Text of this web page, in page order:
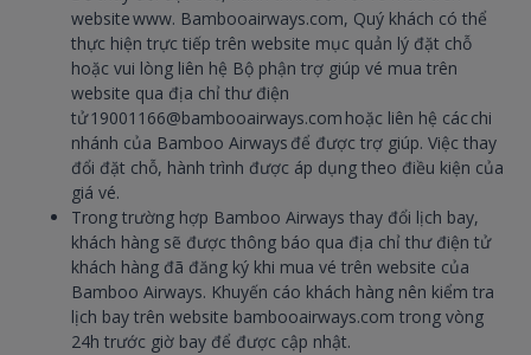
website www. Bambooairways.com, Quý khách có thể
thực hiện trực tiếp trên website mục quản lý đặt chỗ
hoặc vui lòng liên hệ Bộ phận trợ giúp vé mua trên
website qua địa chỉ thư điện
tử 19001166@bambooairways.com hoặc liên hệ các chi
nhánh của Bamboo Airways để được trợ giúp. Việc thay
đổi đặt chỗ, hành trình được áp dụng theo điều kiện của
giá vé.
Trong trường hợp Bamboo Airways thay đổi lịch bay,
khách hàng sẽ được thông báo qua địa chỉ thư điện tử
khách hàng đã đăng ký khi mua vé trên website của
Bamboo Airways. Khuyến cáo khách hàng nên kiểm tra
lịch bay trên website bambooairways.com trong vòng
24h trước giờ bay để được cập nhật.